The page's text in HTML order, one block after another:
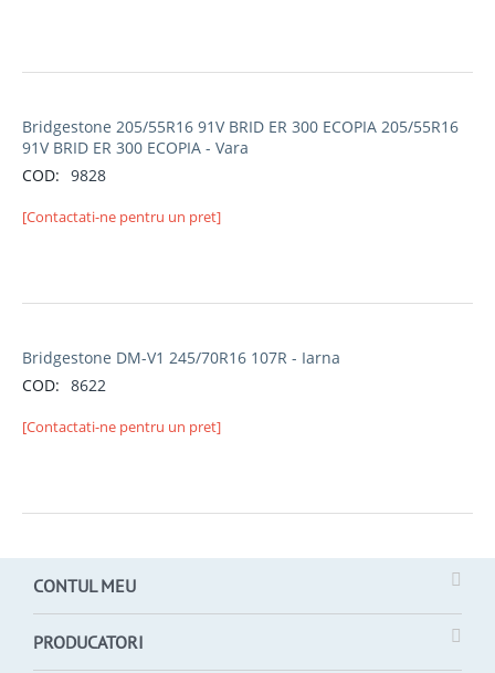
Bridgestone 205/55R16 91V BRID ER 300 ECOPIA 205/55R16
91V BRID ER 300 ECOPIA - Vara
COD: 9828
[Contactati-ne pentru un pret]
Bridgestone DM-V1 245/70R16 107R - Iarna
COD: 8622
[Contactati-ne pentru un pret]
CONTUL MEU
PRODUCATORI